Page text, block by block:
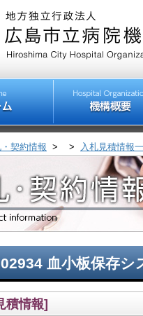
・契約情報 > > 入札見積情報
血小板保存シ
積情報]